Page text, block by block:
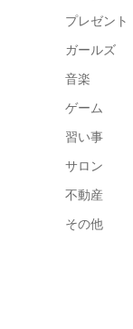
プレゼント
ガールズ
音楽
ゲーム
習い事
サロン
不動産
その他